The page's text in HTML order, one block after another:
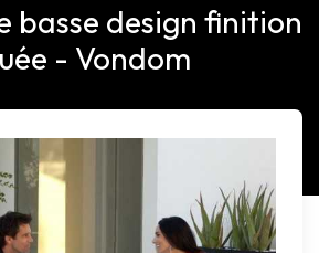
basse design finition
- Vondom